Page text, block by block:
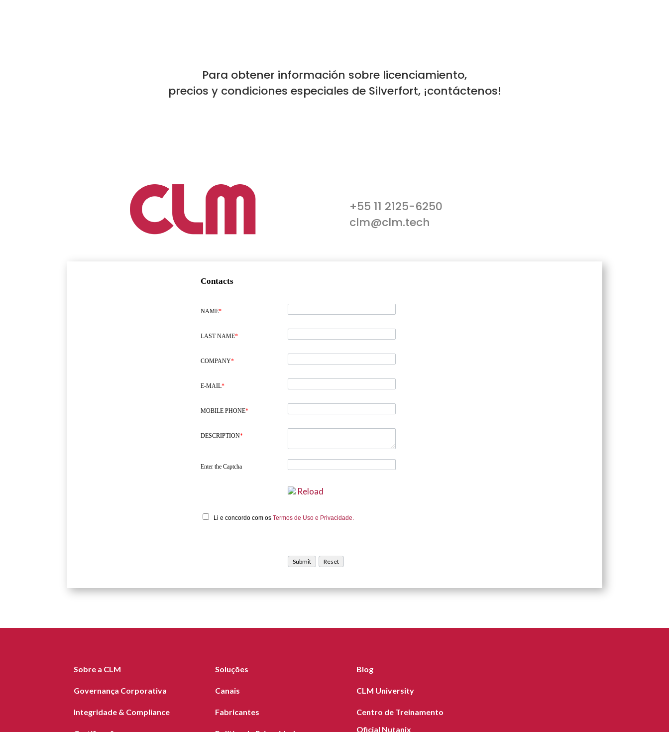
Para obtener información sobre licenciamiento,
precios y condiciones especiales de Silverfort, ¡contáctenos!
+55 11 2125-6250
clm@clm.tech
Contacts
NAME*
LAST NAME*
COMPANY*
E-MAIL*
MOBILE PHONE*
DESCRIPTION*
Enter the Captcha
Reload
Li e concordo com os Termos de Uso e Privacidade.
Sobre a CLM
Governança Corporativa
Integridade & Compliance
Soluções
Canais
Fabricantes
Blog
CLM University
Centro de Treinamento
Oficial Nutanix